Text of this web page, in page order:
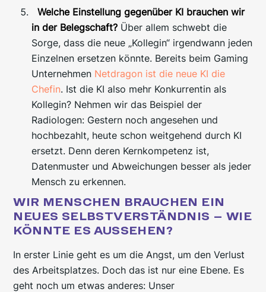
Welche Einstellung gegenüber KI brauchen wir
in der Belegschaft? Über allem schwebt die
Sorge, dass die neue „Kollegin“ irgendwann jeden
Einzelnen ersetzen könnte. Bereits beim Gaming
Unternehmen Netdragon ist die neue KI die
Chefin. Ist die KI also mehr Konkurrentin als
Kollegin? Nehmen wir das Beispiel der
Radiologen: Gestern noch angesehen und
hochbezahlt, heute schon weitgehend durch KI
ersetzt. Denn deren Kernkompetenz ist,
Datenmuster und Abweichungen besser als jeder
Mensch zu erkennen.
WIR MENSCHEN BRAUCHEN EIN
NEUES SELBSTVERSTÄNDNIS – WIE
KÖNNTE ES AUSSEHEN?
In erster Linie geht es um die Angst, um den Verlust
des Arbeitsplatzes. Doch das ist nur eine Ebene. Es
geht noch um etwas anderes: Unser